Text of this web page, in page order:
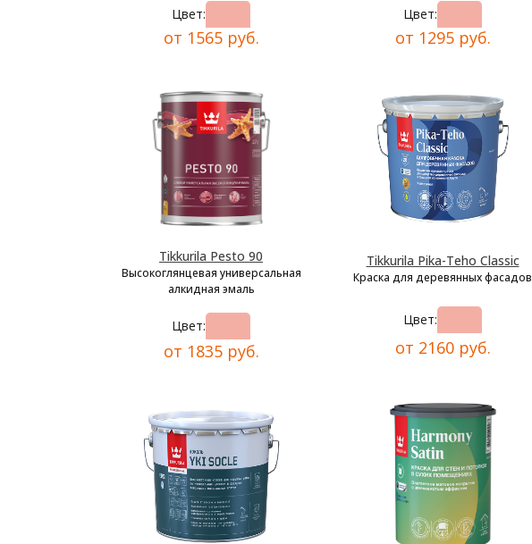
Цвет:
от 1565 руб.
Цвет:
от 1295 руб.
Tikkurila Pesto 90
Высокоглянцевая универсальная
алкидная эмаль
Цвет:
от 1835 руб.
Tikkurila Pika-Teho Classic
Краска для деревянных фасадов
Цвет:
от 2160 руб.